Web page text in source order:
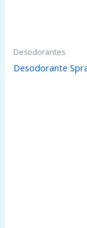
Desodorantes
Desodorante